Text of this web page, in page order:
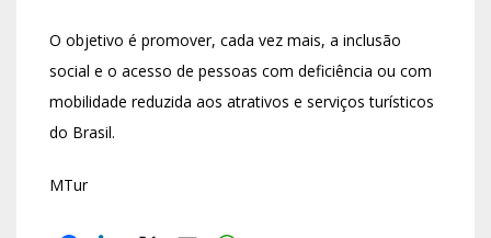
O objetivo é promover, cada vez mais, a inclusão
social e o acesso de pessoas com deficiência ou com
mobilidade reduzida aos atrativos e serviços turísticos
do Brasil.
MTur